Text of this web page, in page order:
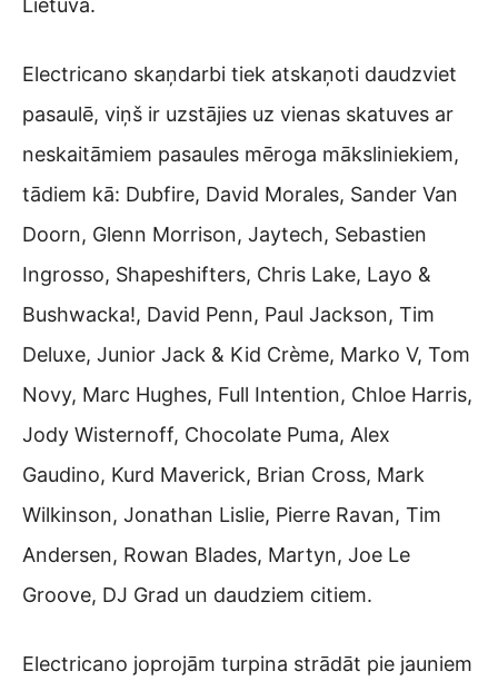
Lietuvā.
Electricano skaņdarbi tiek atskaņoti daudzviet
pasaulē, viņš ir uzstājies uz vienas skatuves ar
neskaitāmiem pasaules mēroga māksliniekiem,
tādiem kā: Dubfire, David Morales, Sander Van
Doorn, Glenn Morrison, Jaytech, Sebastien
Ingrosso, Shapeshifters, Chris Lake, Layo &
Bushwacka!, David Penn, Paul Jackson, Tim
Deluxe, Junior Jack & Kid Crème, Marko V, Tom
Novy, Marc Hughes, Full Intention, Chloe Harris,
Jody Wisternoff, Chocolate Puma, Alex
Gaudino, Kurd Maverick, Brian Cross, Mark
Wilkinson, Jonathan Lislie, Pierre Ravan, Tim
Andersen, Rowan Blades, Martyn, Joe Le
Groove, DJ Grad un daudziem citiem.
Electricano joprojām turpina strādāt pie jauniem